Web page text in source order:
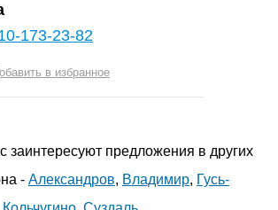
173-23-82
в избранное
заинтересуют предложения в других
- Александров, Владимир, Гусь-